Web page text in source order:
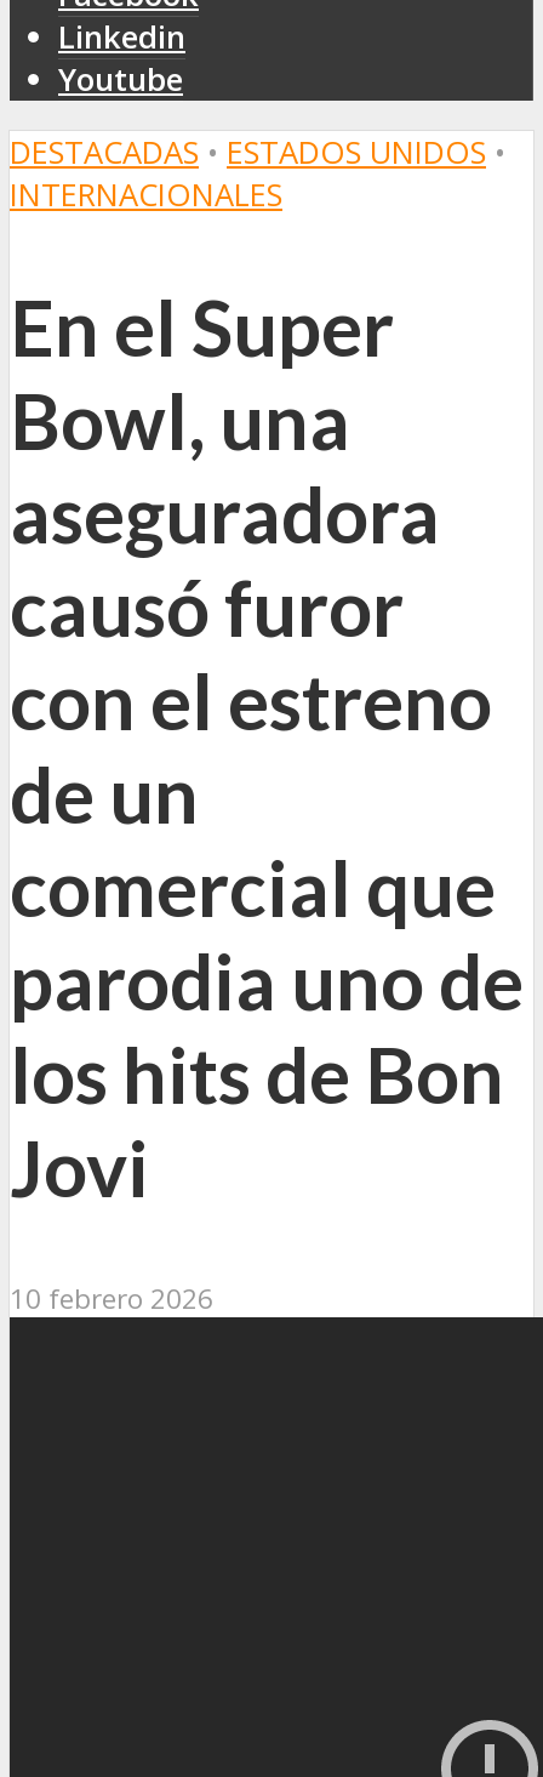
Linkedin
Youtube
DESTACADAS • ESTADOS UNIDOS •
INTERNACIONALES
En el Super
Bowl, una
aseguradora
causó furor
con el estreno
de un
comercial que
parodia uno de
los hits de Bon
Jovi
10 febrero 2026